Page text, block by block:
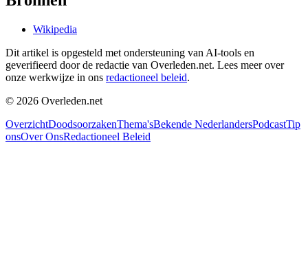
Wikipedia
Dit artikel is opgesteld met ondersteuning van AI-tools en
geverifieerd door de redactie van Overleden.net. Lees meer over
onze werkwijze in ons redactioneel beleid.
© 2026 Overleden.net
OverzichtDoodsoorzakenThema'sBekende NederlandersPodcastTip
onsOver OnsRedactioneel Beleid